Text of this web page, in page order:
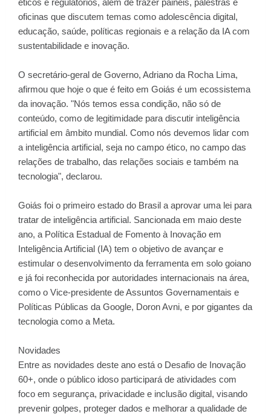
éticos e regulatórios, além de trazer painéis, palestras e
oficinas que discutem temas como adolescência digital,
educação, saúde, políticas regionais e a relação da IA com
sustentabilidade e inovação.
O secretário-geral de Governo, Adriano da Rocha Lima,
afirmou que hoje o que é feito em Goiás é um ecossistema
da inovação. "Nós temos essa condição, não só de
conteúdo, como de legitimidade para discutir inteligência
artificial em âmbito mundial. Como nós devemos lidar com
a inteligência artificial, seja no campo ético, no campo das
relações de trabalho, das relações sociais e também na
tecnologia", declarou.
Goiás foi o primeiro estado do Brasil a aprovar uma lei para
tratar de inteligência artificial. Sancionada em maio deste
ano, a Política Estadual de Fomento à Inovação em
Inteligência Artificial (IA) tem o objetivo de avançar e
estimular o desenvolvimento da ferramenta em solo goiano
e já foi reconhecida por autoridades internacionais na área,
como o Vice-presidente de Assuntos Governamentais e
Políticas Públicas da Google, Doron Avni, e por gigantes da
tecnologia como a Meta.
Novidades
Entre as novidades deste ano está o Desafio de Inovação
60+, onde o público idoso participará de atividades com
foco em segurança, privacidade e inclusão digital, visando
prevenir golpes, proteger dados e melhorar a qualidade de